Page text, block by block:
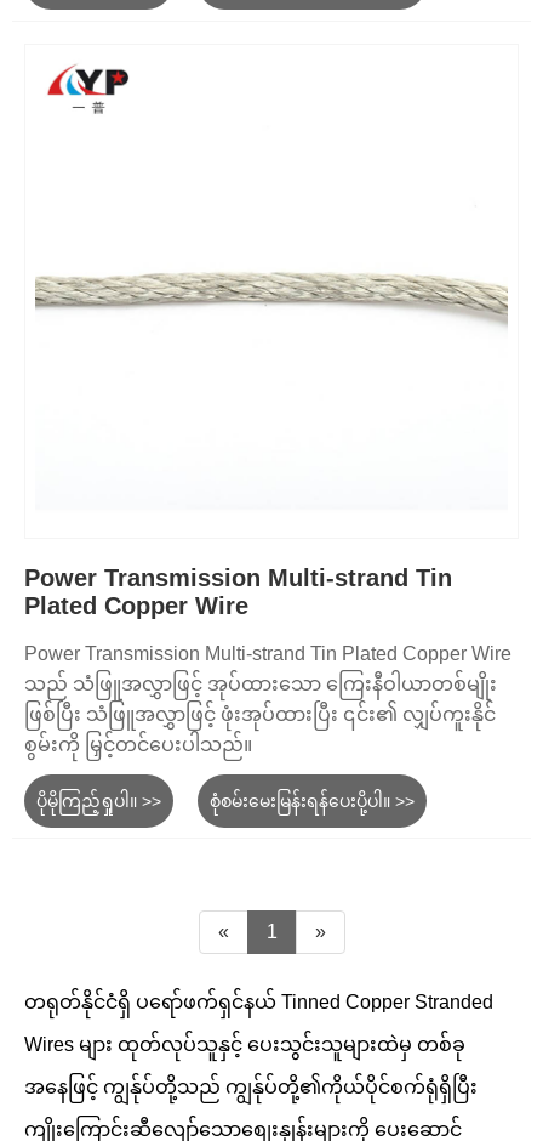
Power Transmission Multi-strand Tin
Plated Copper Wire
Power Transmission Multi-strand Tin Plated Copper Wire
သည် သံဖြူအလွှာဖြင့် အုပ်ထားသော ကြေးနီဝါယာတစ်မျိုး
ဖြစ်ပြီး သံဖြူအလွှာဖြင့် ဖုံးအုပ်ထားပြီး ၎င်း၏ လျှပ်ကူးနိုင်
စွမ်းကို မြှင့်တင်ပေးပါသည်။
ပိုမိုကြည့်ရှုပါ။ >> စုံစမ်းမေးမြန်းရန်ပေးပို့ပါ။ >>
« 1 »
တရုတ်နိုင်ငံရှိ ပရော်ဖက်ရှင်နယ် Tinned Copper Stranded
Wires များ ထုတ်လုပ်သူနှင့် ပေးသွင်းသူများထဲမှ တစ်ခု
အနေဖြင့် ကျွန်ုပ်တို့သည် ကျွန်ုပ်တို့၏ကိုယ်ပိုင်စက်ရုံရှိပြီး
ကျိုးကြောင်းဆီလျော်သောစျေးနှုန်းများကို ပေးဆောင်